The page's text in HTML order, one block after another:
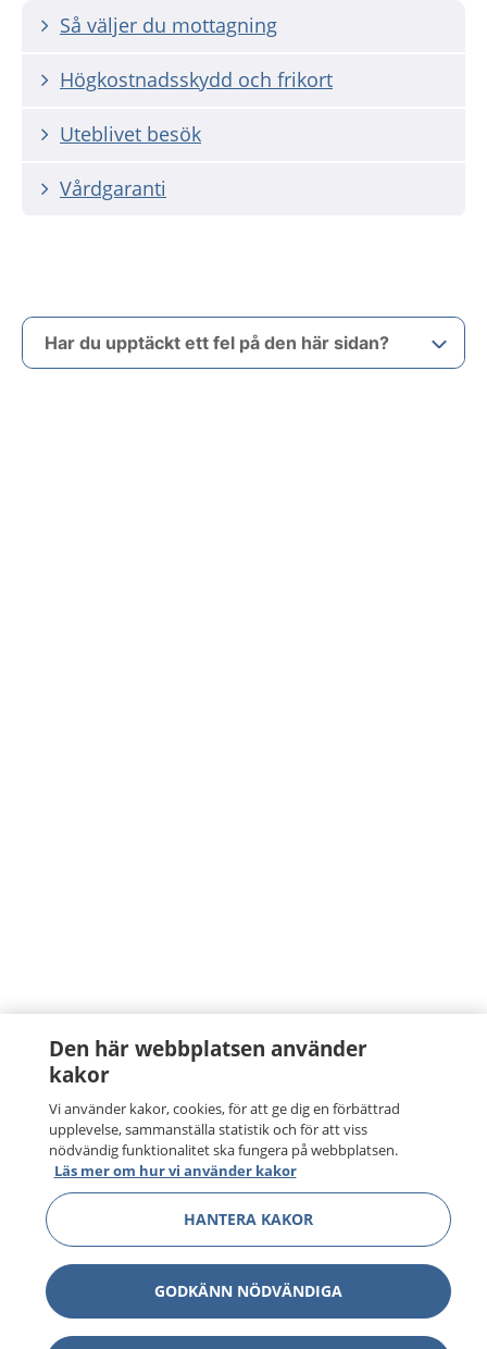
Så väljer du mottagning
Högkostnadsskydd och frikort
Uteblivet besök
Vårdgaranti
Har du upptäckt ett fel på den här sidan?
Den här webbplatsen använder
kakor
Vi använder kakor, cookies, för att ge dig en förbättrad
upplevelse, sammanställa statistik och för att viss
nödvändig funktionalitet ska fungera på webbplatsen.
Läs mer om hur vi använder kakor
HANTERA KAKOR
GODKÄNN NÖDVÄNDIGA